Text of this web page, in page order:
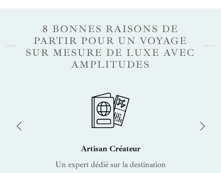
8 BONNES RAISONS DE
PARTIR POUR UN VOYAGE
SUR MESURE DE LUXE AVEC
AMPLITUDES
Artisan Créateur
Un expert dédié sur la destination